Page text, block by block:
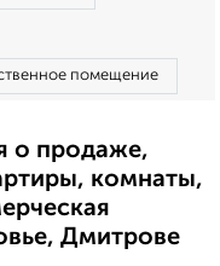
помещение
о продаже,
комнаты,
Дмитрове